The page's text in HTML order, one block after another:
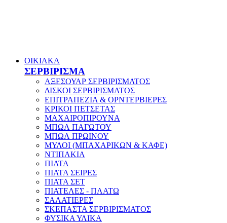
ΟΙΚΙΑΚΑ
ΣΕΡΒΙΡΙΣΜΑ
ΑΞΕΣΟΥΑΡ ΣΕΡΒΙΡΙΣΜΑΤΟΣ
ΔΙΣΚΟΙ ΣΕΡΒΙΡΙΣΜΑΤΟΣ
ΕΠΙΤΡΑΠΕΖΙΑ & ΟΡΝΤΕΡΒΙΕΡΕΣ
ΚΡΙΚΟΙ ΠΕΤΣΕΤΑΣ
ΜΑΧΑΙΡΟΠΙΡΟΥΝΑ
ΜΠΩΛ ΠΑΓΩΤΟΥ
ΜΠΩΛ ΠΡΩΙΝΟΥ
ΜΥΛΟΙ (ΜΠΑΧΑΡΙΚΩΝ & ΚΑΦΕ)
ΝΤΙΠΑΚΙΑ
ΠΙΑΤΑ
ΠΙΑΤΑ ΣΕΙΡΕΣ
ΠΙΑΤΑ ΣΕΤ
ΠΙΑΤΕΛΕΣ - ΠΛΑΤΩ
ΣΑΛΑΤΙΕΡΕΣ
ΣΚΕΠΑΣΤΑ ΣΕΡΒΙΡΙΣΜΑΤΟΣ
ΦΥΣΙΚΑ ΥΛΙΚΑ